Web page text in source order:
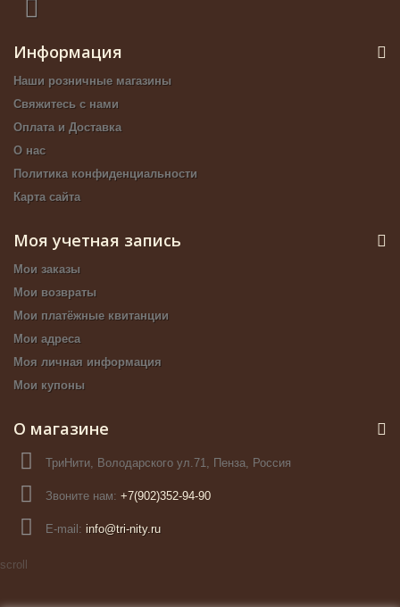
Информация
Наши розничные магазины
Свяжитесь с нами
Оплата и Доставка
О нас
Политика конфиденциальности
Карта сайта
Моя учетная запись
Мои заказы
Мои возвраты
Мои платёжные квитанции
Мои адреса
Моя личная информация
Мои купоны
О магазине
ТриНити, Володарского ул.71, Пенза, Россия
Звоните нам: +7(902)352-94-90
E-mail: info@tri-nity.ru
scroll